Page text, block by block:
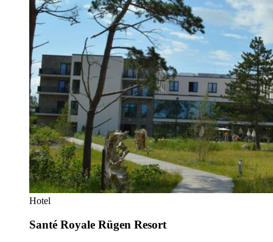
Hotel
Santé Royale Rügen Resort